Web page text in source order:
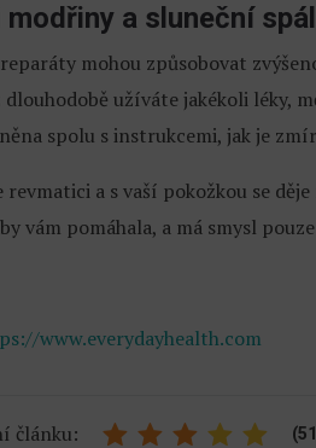
a sluneční
mohou způsobovat
dlouhodobě užíváte jakékoli léky,
spolu s instrukcemi, jak je
revmatici a s vaší pokožkou se
vám pomáhala, a má smysl
www.everydayhealth.com
článku: